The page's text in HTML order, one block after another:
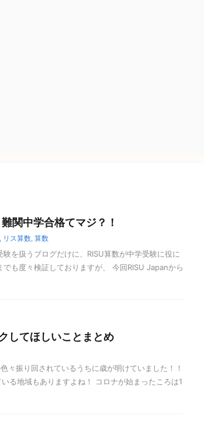
関中学合格てマジ？！
リス算数 算数
を扱うブログだけに、RISU算数が中学受験に役に
も度々検証しておりますが、 今回RISU Japanから
してほしいことまとめ
振り回されているうちに歳が明けていました！！
る地域もありますよね！ コロナが始まったころは1